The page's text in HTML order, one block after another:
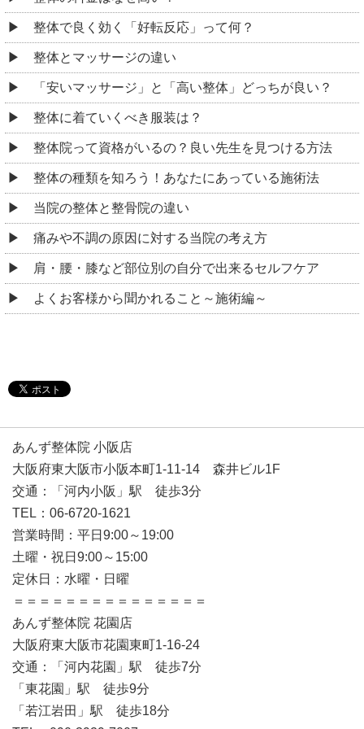
整体で良く効く「好転反応」って何？
整体とマッサージの違い
「安いマッサージ」と「高い整体」どっちが良い？
整体に着ていくべき服装は？
整体院って資格がいるの？良い先生を見つける方法
整体の種類を知ろう！あなたにあっている施術法
当院の整体と整骨院の違い
痛みや不調の原因に対する当院の考え方
肩・腰・膝など部位別の自分で出来るセルフケア
よくお客様から聞かれること～施術編～
あんず整体院 小阪店
大阪府東大阪市小阪本町1-11-14 森井ビル1F
交通：「河内小阪」駅 徒歩3分
TEL：06-6720-1621
営業時間：平日9:00～19:00
土曜・祝日9:00～15:00
定休日：水曜・日曜
＝＝＝＝＝＝＝＝＝＝＝＝＝＝＝
あんず整体院 花園店
大阪府東大阪市花園東町1-16-24
交通：「河内花園」駅 徒歩7分
「東花園」駅 徒歩9分
「若江岩田」駅 徒歩18分